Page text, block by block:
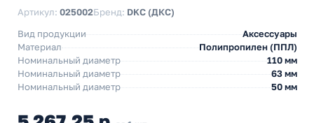
Артикул: 025002Бренд: DKC (ДКС)
Вид продукции
Аксессуары
Материал
Полипропилен (ППЛ)
Номинальный диаметр
110 мм
Номинальный диаметр
63 мм
Номинальный диаметр
50 мм